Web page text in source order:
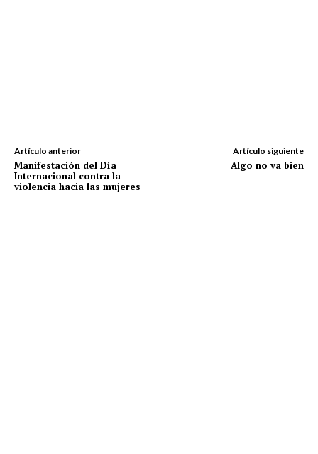
Artículo anterior
Manifestación del Día
Internacional contra la
violencia hacia las mujeres
Artículo siguiente
Algo no va bien